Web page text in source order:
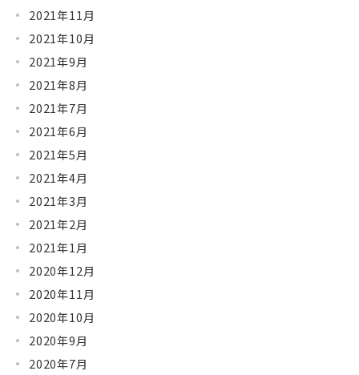
2021年11月
2021年10月
2021年9月
2021年8月
2021年7月
2021年6月
2021年5月
2021年4月
2021年3月
2021年2月
2021年1月
2020年12月
2020年11月
2020年10月
2020年9月
2020年7月